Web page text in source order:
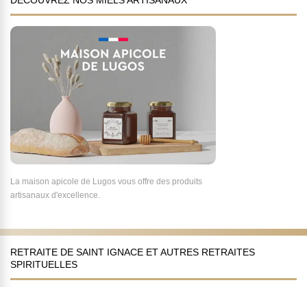
La maison apicole de Lugos vous offre des produits
artisanaux d'excellence.
RETRAITE DE SAINT IGNACE ET AUTRES RETRAITES
SPIRITUELLES